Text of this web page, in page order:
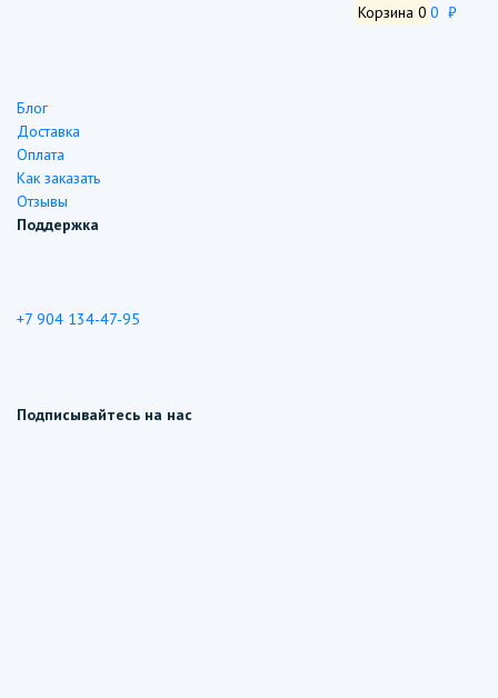
Корзина 0 0 ₽
Блог
Доставка
Оплата
Как заказать
Отзывы
Поддержка
+7 904 134-47-95
Подписывайтесь на нас